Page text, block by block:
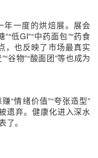
年一度的烘焙展。展会
低GI”“中药面包”“药食
，也反映了市场最真实
谷物”“酸面团”等也成为
“情绪价值”“夸张造型”
遗弃。健康化进入深水
。